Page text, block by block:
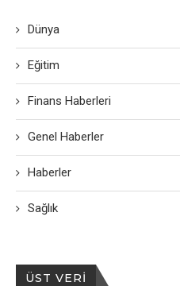
Dünya
Eğitim
Finans Haberleri
Genel Haberler
Haberler
Sağlık
ÜST VERI